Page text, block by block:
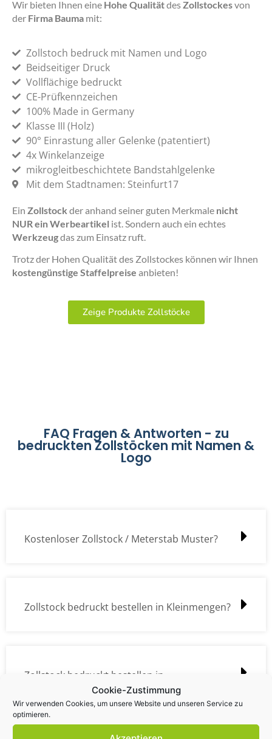
Cookie-Zustimmung
Wir verwenden Cookies, um unsere Website und unseren Service zu
optimieren.
Wir bieten Ihnen eine Hohe Qualitätdes Zollstockesvon
der Firma Bauma mit:
Zollstoch bedruck mit Namen und Logo
Beidseitiger Druck
Vollflächige bedruckt
CE-Prüfkennzeichen
100% Made in Germany
Klasse III (Holz)
90° Einrastung aller Gelenke (patentiert)
4x Winkelanzeige
mikrogleitbeschichtete Bandstahlgelenke
Mit dem Stadtnamen: Steinfurt17
Ein Zollstock der anhand seiner guten Merkmale nicht
NUR ein Werbeartikel ist. Sondern auch ein echtes
Werkzeugdas zum Einsatz ruft.
Trotz der Hohen Qualität des Zollstockes können wir Ihnen
kostengünstige Staffelpreise anbieten!
Zeige Produkte Zollstöcke
FAQ Fragen & Antworten - zu
bedruckten Zollstöcken mit Namen &
Logo
Kostenloser Zollstock / Meterstab Muster?
Zollstock bedruckt bestellen in Kleinmengen?
Zollstock bedruckt bestellen in